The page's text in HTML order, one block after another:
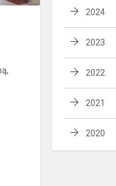
2024
2023
2022
2021
2020